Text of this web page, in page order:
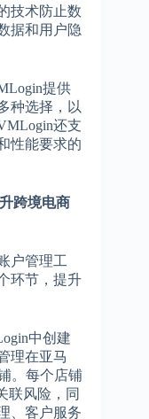
技术防止数
据和用户隐
提供
种选择，以
还支
性能要求的
跨境电商
户管理工
环节，提升
中创建
理在亚马
。每个店铺
联风险，同
、客户服务